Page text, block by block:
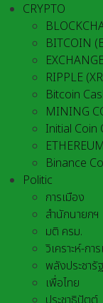
CRYPTO
BITCOIN
RIPPLE
Bitcoin
MINING
Initial Coin
Binance
Politic
การเมือง
สำนักนายกฯ
มติ ครม.
วิเคราะห์-กา
พลังประชารัฐ
เพื่อไทย